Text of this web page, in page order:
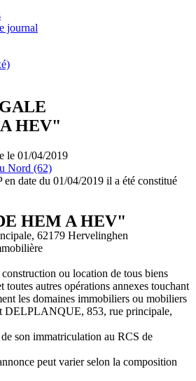
journal
HEV"
le 01/04/2019
Nord (62)
en date du 01/04/2019 il a été constitué
HEM A HEV"
62179 Hervelinghen
ou location de tous biens
autres opérations annexes touchant
les domaines immobiliers ou mobiliers
DELPLANQUE, 853, rue principale,
son immatriculation au RCS de
peut varier selon la composition